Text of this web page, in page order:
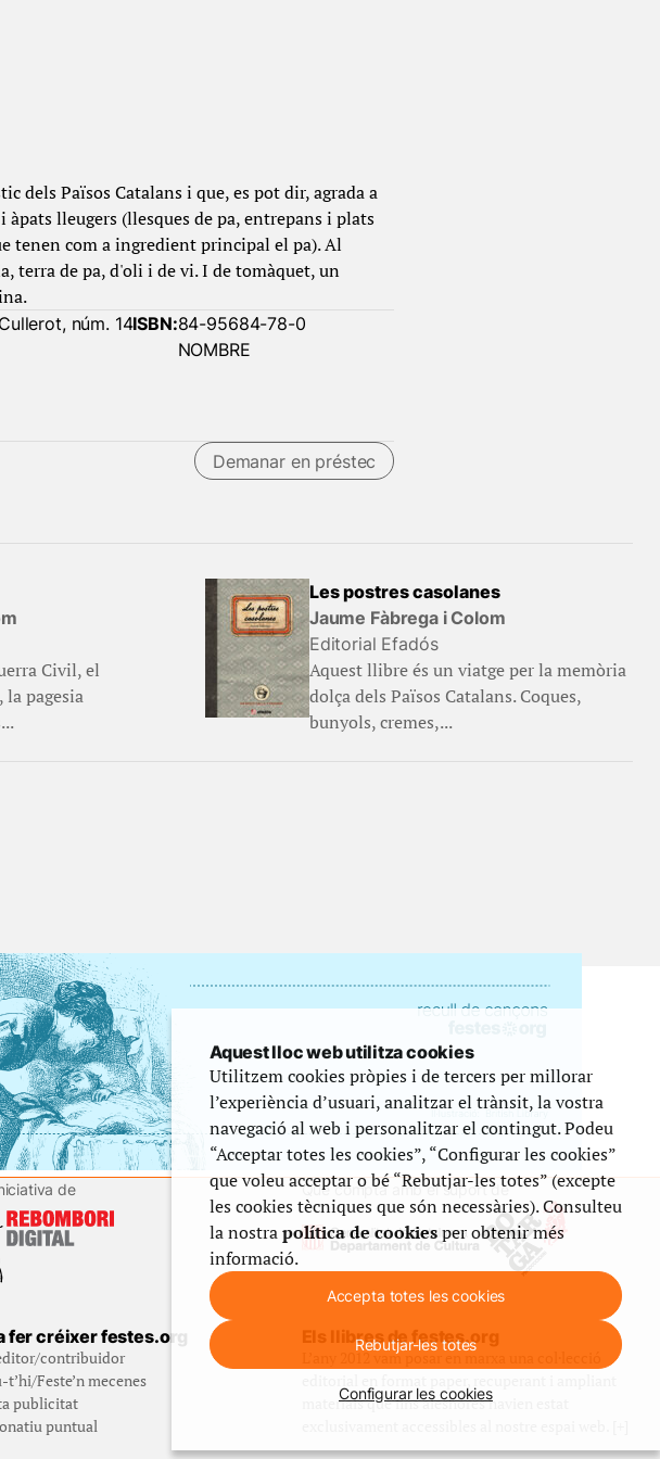
dels Països Catalans i que, es pot dir, agrada a
lleugers (llesques de pa, entrepans i plats
tenen com a ingredient principal el pa). Al
terra de pa, d'oli i de vi. I de tomàquet, un
núm. 14ISBN:84-95684-78-0
NOMBRE
Demanar en préstec
Civil, el
pagesia
Les postres casolanes
Jaume Fàbrega i Colom
Editorial Efadós
Aquest llibre és un viatge per la memòria
dolça dels Països Catalans. Coques,
bunyols, cremes,...
de Que compta amb el suport de
fer créixer festes.org
contribuidor
t’hi/Feste’n mecenes
publicitat
puntual
Els llibres de festes.org
L’any 2012 vam posar en marxa una col·lecció
materials que fins aleshores havien estat
Aquest lloc web utilitza cookies
Utilitzem cookies pròpies i de tercers per millorar
l’experiència d’usuari, analitzar el trànsit, la vostra
navegació al web i personalitzar el contingut. Podeu
“Acceptar totes les cookies”, “Configurar les cookies”
que voleu acceptar o bé “Rebutjar-les totes” (excepte
les cookies tècniques que són necessàries). Consulteu
la nostrapolítica de cookiesper obtenir més
informació.
Accepta totes les cookies
Rebutjar-les totes
Configurar les cookies